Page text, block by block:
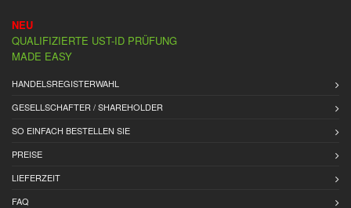
NEU
QUALIFIZIERTE UST-ID PRÜFUNG
MADE EASY
HANDELSREGISTERWAHL
GESELLSCHAFTER / SHAREHOLDER
SO EINFACH BESTELLEN SIE
PREISE
LIEFERZEIT
FAQ